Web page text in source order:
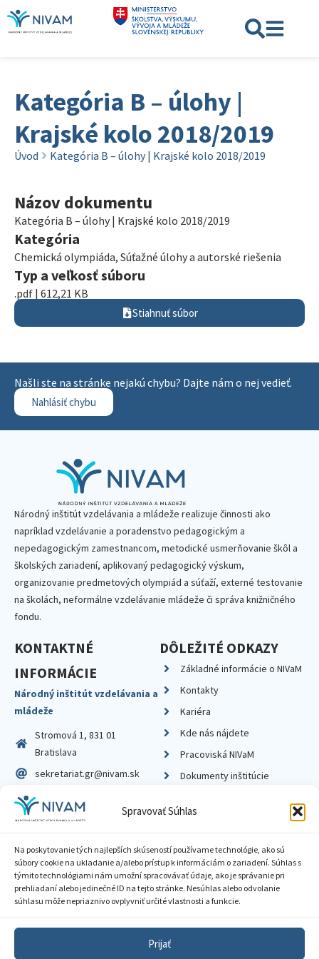
Spravovať Súhlas
Na poskytovanie tých najlepších skúseností používame technológie, ako sú
súbory cookie na ukladanie a/alebo prístup k informáciám o zariadení. Súhlas s
týmito technológiami nám umožní spracovávať údaje, ako je správanie pri
prehliadaní alebo jedinečné ID na tejto stránke. Nesúhlas alebo odvolanie
súhlasu môže nepriaznivo ovplyvniť určité vlastnosti a funkcie.
Prijať
Kategória B – úlohy |
Krajské kolo 2018/2019
Úvod Kategória B – úlohy | Krajské kolo 2018/2019
Názov dokumentu
Kategória B – úlohy | Krajské kolo 2018/2019
Kategória
Chemická olympiáda, Súťažné úlohy a autorské riešenia
Typ a veľkosť súboru
.pdf | 612,21 KB
Stiahnuť súbor
Našli ste na stránke nejakú chybu? Dajte nám o nej vedieť.
Nahlásiť chybu
Národný inštitút vzdelávania a mládeže realizuje činnosti ako
napríklad vzdelávanie a poradenstvo pedagogickým a
nepedagogickým zamestnancom, metodické usmerňovanie škôl a
školských zariadení, aplikovaný pedagogický výskum,
organizovanie predmetových olympiád a súťaží, externé testovanie
na školách, neformálne vzdelávanie mládeže či správa knižničného
fondu.
KONTAKTNÉ
INFORMÁCIE
Národný inštitút vzdelávania a
mládeže
Stromová 1, 831 01
Bratislava
sekretariat.gr@nivam.sk
IČO: 00164348
DIČ: 2020798714
DÔLEŽITÉ ODKAZY
Základné informácie o NIVaM
Kontakty
Kariéra
Kde nás nájdete
Pracoviská NIVaM
Dokumenty inštitúcie
Zásady ochrany súkromia
Sprístupnenie informácií